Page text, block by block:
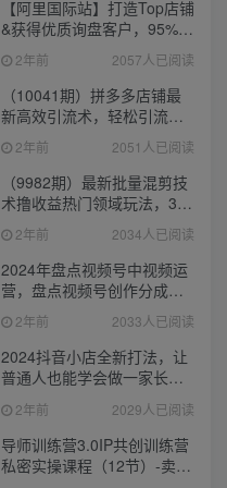
【阿里国际站】打造Top店铺
&获得优质询盘客户，​95%的
国际站讲师不会说的运营技
巧 2年前 2057人已阅读
（10041期）拼多多店铺最
新高效引流术，轻松引流
400+创业粉，精准日变现五
位数！
2年前 2051人已阅读
（9982期）最新批量混剪技
术撸收益热门领域玩法，3分
钟一条原创视频，轻松日入
1000＋
2年前 2034人已阅读
2024年盘点视频号中视频运
营，盘点视频号创作分成计
划，快速过原创日入300+
2年前 2033人已阅读
2024抖音小店全新打法，让
普通人也能学会做一家长久
稳定赚钱的抖店
2年前 2029人已阅读
导师训练营3.0IP共创训练营
私密实操课程（12节）-卖项